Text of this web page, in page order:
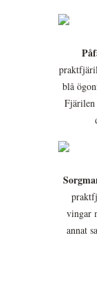
blå
Fjärilen
vingar
annat